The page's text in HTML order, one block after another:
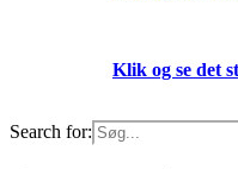
Klik og se det
Search for: